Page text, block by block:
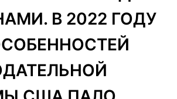
В 2022 ГОДУ